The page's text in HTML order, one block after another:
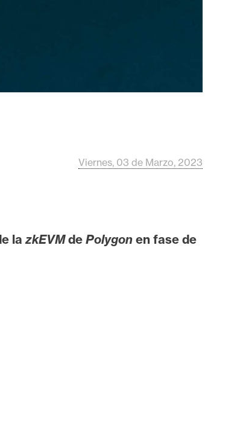
Viernes, 03 de Marzo, 2023
lazkEVMde Polygon en fase de